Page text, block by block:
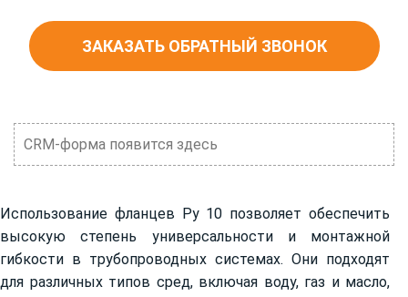
CRM-форма появится здесь
ЗАКАЗАТЬ ОБРАТНЫЙ ЗВОНОК
Использование фланцев Ру 10 позволяет обеспечить
высокую степень универсальности и монтажной
гибкости в трубопроводных системах. Они подходят
для различных типов сред, включая воду, газ и масло,